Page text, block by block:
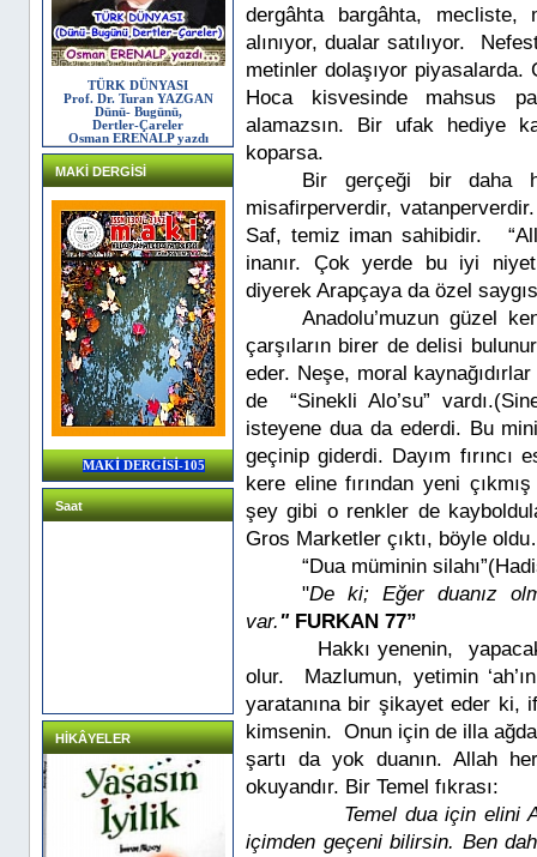
TÜRK DÜNYASI
Prof. Dr. Turan YAZGAN
Dünü- Bugünü,
Dertler-Çareler
Osman ERENALP yazdı
MAKİ DERGİSİ
MAKİ DERGİSİ-105
Saat
HİKÂYELER
dergâhta bargâhta, mecliste,
alınıyor, dualar satılıyor.
metinler dolaşıyor piyasalarda.
Hoca kisvesinde mahsus
alamazsın. Bir ufak hediye
koparsa.
Bir gerçeği bir daha
misafirperverdir,
Saf, temiz iman sahibidir.
inanır. Çok yerde bu iyi
diyerek Arapçaya da özel
Anadolu’muzun güzel
çarşıların birer de delisi
eder. Neşe, moral
de
“Sinekli Alo’su”
isteyene dua da ederdi. Bu
geçinip giderdi. Dayım fırıncı
kere eline fırından yeni
şey gibi o renkler de
Gros Marketler çıktı, böyle
“Dua müminin
"De ki; Eğer duanız
var." FURKAN 77”
Hakkı yenenin,
olur.
Mazlumun, yetimin
yaratanına bir şikayet eder ki,
kimsenin. Onun için de illa
şartı da yok duanın. Allah
okuyandır. Bir Temel fıkrası:
Temel dua için elini
içimden geçeni bilirsin. Ben